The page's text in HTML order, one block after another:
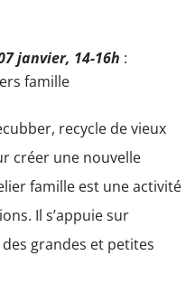
janvier, 14-16h :
famille
recycle de vieux
créer une nouvelle
famille est une activité
Il s’appuie sur
grandes et petites